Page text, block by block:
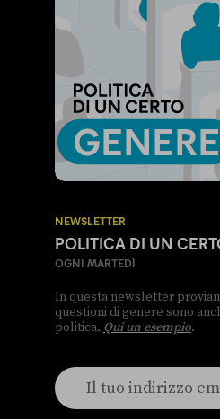
NEWSLETTER
POLITICA DI UN
OGNI MARTEDÌ
In questa newsletter
questioni di genere sono
politica. Qui un esempio.